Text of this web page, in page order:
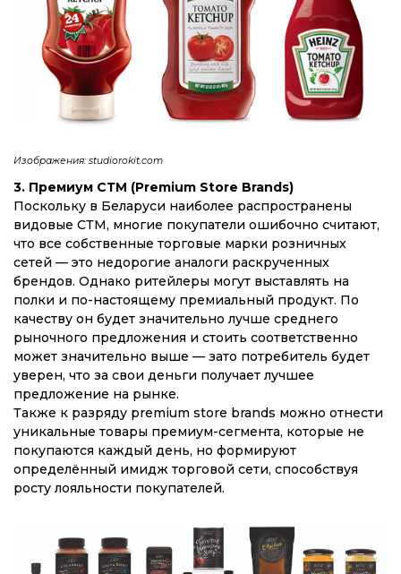
Изображения: studiorokit.com
3. Премиум СТМ (Premium Store Brands)
Поскольку в Беларуси наиболее распространены
видовые СТМ, многие покупатели ошибочно считают,
что все собственные торговые марки розничных
сетей — это недорогие аналоги раскрученных
брендов. Однако ритейлеры могут выставлять на
полки и по-настоящему премиальный продукт. По
качеству он будет значительно лучше среднего
рыночного предложения и стоить соответственно
может значительно выше — зато потребитель будет
уверен, что за свои деньги получает лучшее
предложение на рынке.
Также к разряду premium store brands можно отнести
уникальные товары премиум-сегмента, которые не
покупаются каждый день, но формируют
определённый имидж торговой сети, способствуя
росту лояльности покупателей.